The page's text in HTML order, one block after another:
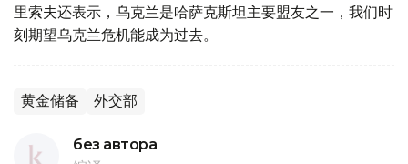
里索夫还表示，乌克兰是哈萨克斯坦主要盟友之一，我们时
刻期望乌克兰危机能成为过去。
黄金储备 外交部
без автора